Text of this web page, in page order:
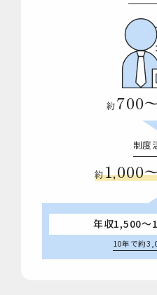
約700
制度
約1,000
年収1,500～
10年で約